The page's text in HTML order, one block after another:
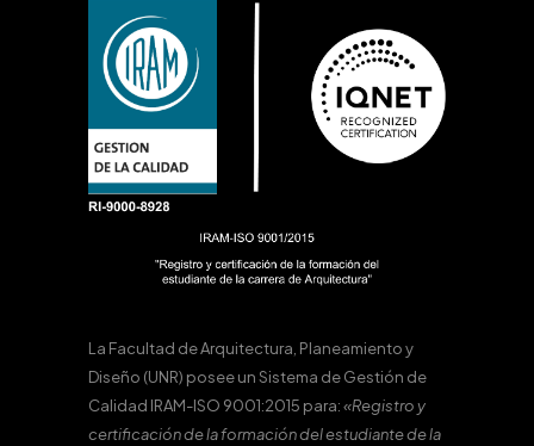
La Facultad de Arquitectura, Planeamiento y
Diseño (UNR) posee un Sistema de Gestión de
Calidad IRAM-ISO 9001:2015 para:«Registro y
certificación de la formación del estudiante de la